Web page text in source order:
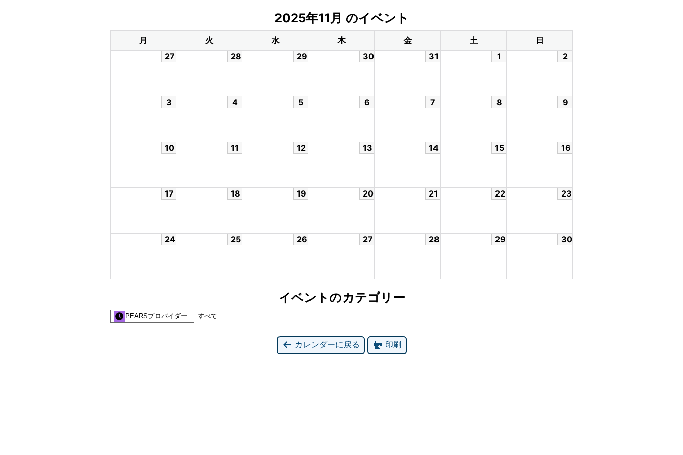
2025年11月 のイベント
月 火 水 木 金 土
日
27
28 29 30 31 1 2
3 4 5 6 7 8 9
10 11 12 13 14 15 16
17 18 19 20 21 22 23
24 25 26 27 28 29 30
イベントのカテゴリー
PEARSプロバイダー すべて
カレンダーに戻る 印刷